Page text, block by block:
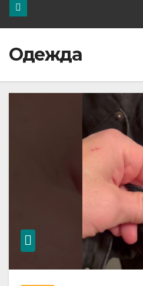
Одежда